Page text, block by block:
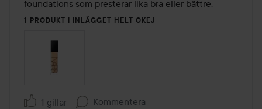
foundations som presterar lika bra eller bättre.
1 PRODUKT I INLÄGGET HELT OKEJ
1 gillar Kommentera